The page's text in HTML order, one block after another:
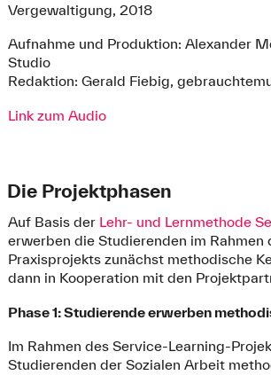
Vergewaltigung, 2018
Aufnahme und Produktion: Alexander
Studio
Redaktion: Gerald Fiebig,
Link zum Audio
Die Projektphasen
Auf Basis der Lehr- und Lernmethode
erwerben die Studierenden im Rahmen
Praxisprojekts zunächst methodische
dann in Kooperation mit den
Phase 1: Studierende erwerben
Im Rahmen des Service-Learning-
Studierenden der Sozialen Arbeit